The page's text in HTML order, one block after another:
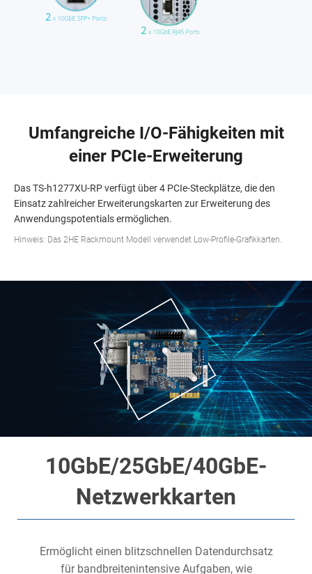
Umfangreiche I/O-Fähigkeiten mit
einer PCIe-Erweiterung
Das TS-h1277XU-RP verfügt über 4 PCIe-Steckplätze, die den
Einsatz zahlreicher Erweiterungskarten zur Erweiterung des
Anwendungspotentials ermöglichen.
Hinweis: Das 2HE Rackmount Modell verwendet Low-Profile-Grafikkarten.
10GbE/25GbE/40GbE-
Netzwerkkarten
Ermöglicht einen blitzschnellen Datendurchsatz
für bandbreitenintensive Aufgaben, wie